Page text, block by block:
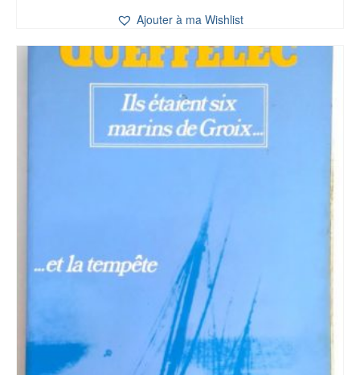
Ajouter à ma Wishlist